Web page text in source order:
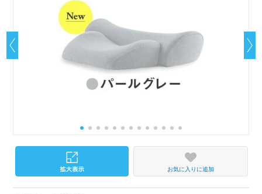
お気に入りに追加